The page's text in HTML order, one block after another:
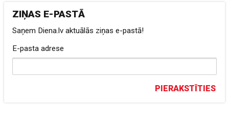
ZIŅAS E-PASTĀ
Saņem Diena.lv aktuālās ziņas e-pastā!
E-pasta adrese
PIERAKSTĪTIES